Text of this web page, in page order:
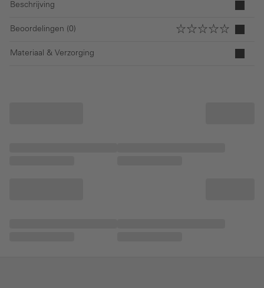
Beschrijving
Beoordelingen (0)
Materiaal & Verzorging